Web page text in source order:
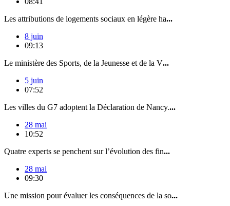
Les attributions de logements sociaux en légère ha...
8 juin
09:13
Le ministère des Sports, de la Jeunesse et de la V...
5 juin
07:52
Les villes du G7 adoptent la Déclaration de Nancy....
28 mai
10:52
Quatre experts se penchent sur l’évolution des fin...
28 mai
09:30
Une mission pour évaluer les conséquences de la so...